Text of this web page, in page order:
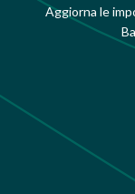
Aggiorna le